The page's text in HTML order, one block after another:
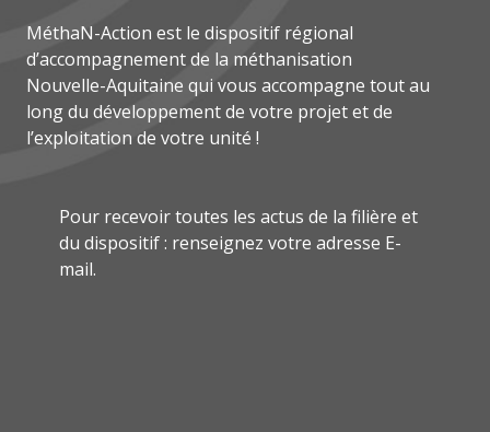
MéthaN-Action est le dispositif régional
d’accompagnement de la méthanisation
Nouvelle-Aquitaine qui vous accompagne tout au
long du développement de votre projet et de
l’exploitation de votre unité !
Pour recevoir toutes les actus de la filière et
du dispositif : renseignez votre adresse E-
mail.